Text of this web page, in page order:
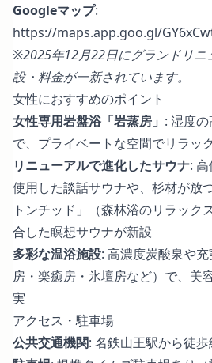
Googleマップ:
https://maps.app.goo.gl/
※2025年12月22日にグランドリニ
設・料金が一新されています。
女性におすすめのポイント
女性専用岩盤浴「岩蒸房」 : 湿度
で、プライベートな空間でリラッ
リニューアルで進化したサウナ:
使用した談話サウナや、杉材が放
トンチッド」（森林浴のリラック
合した瞑想サウナが新設
多彩な温浴施設: 高濃度炭酸泉や
房・楽癒房・氷壇房など）で、美
実
アクセス・駐車場
公共交通機関: 名鉄山王駅から徒